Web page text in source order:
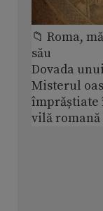
📁 Roma,
său
Dovada
Misterul
împrăștiate
vilă romană